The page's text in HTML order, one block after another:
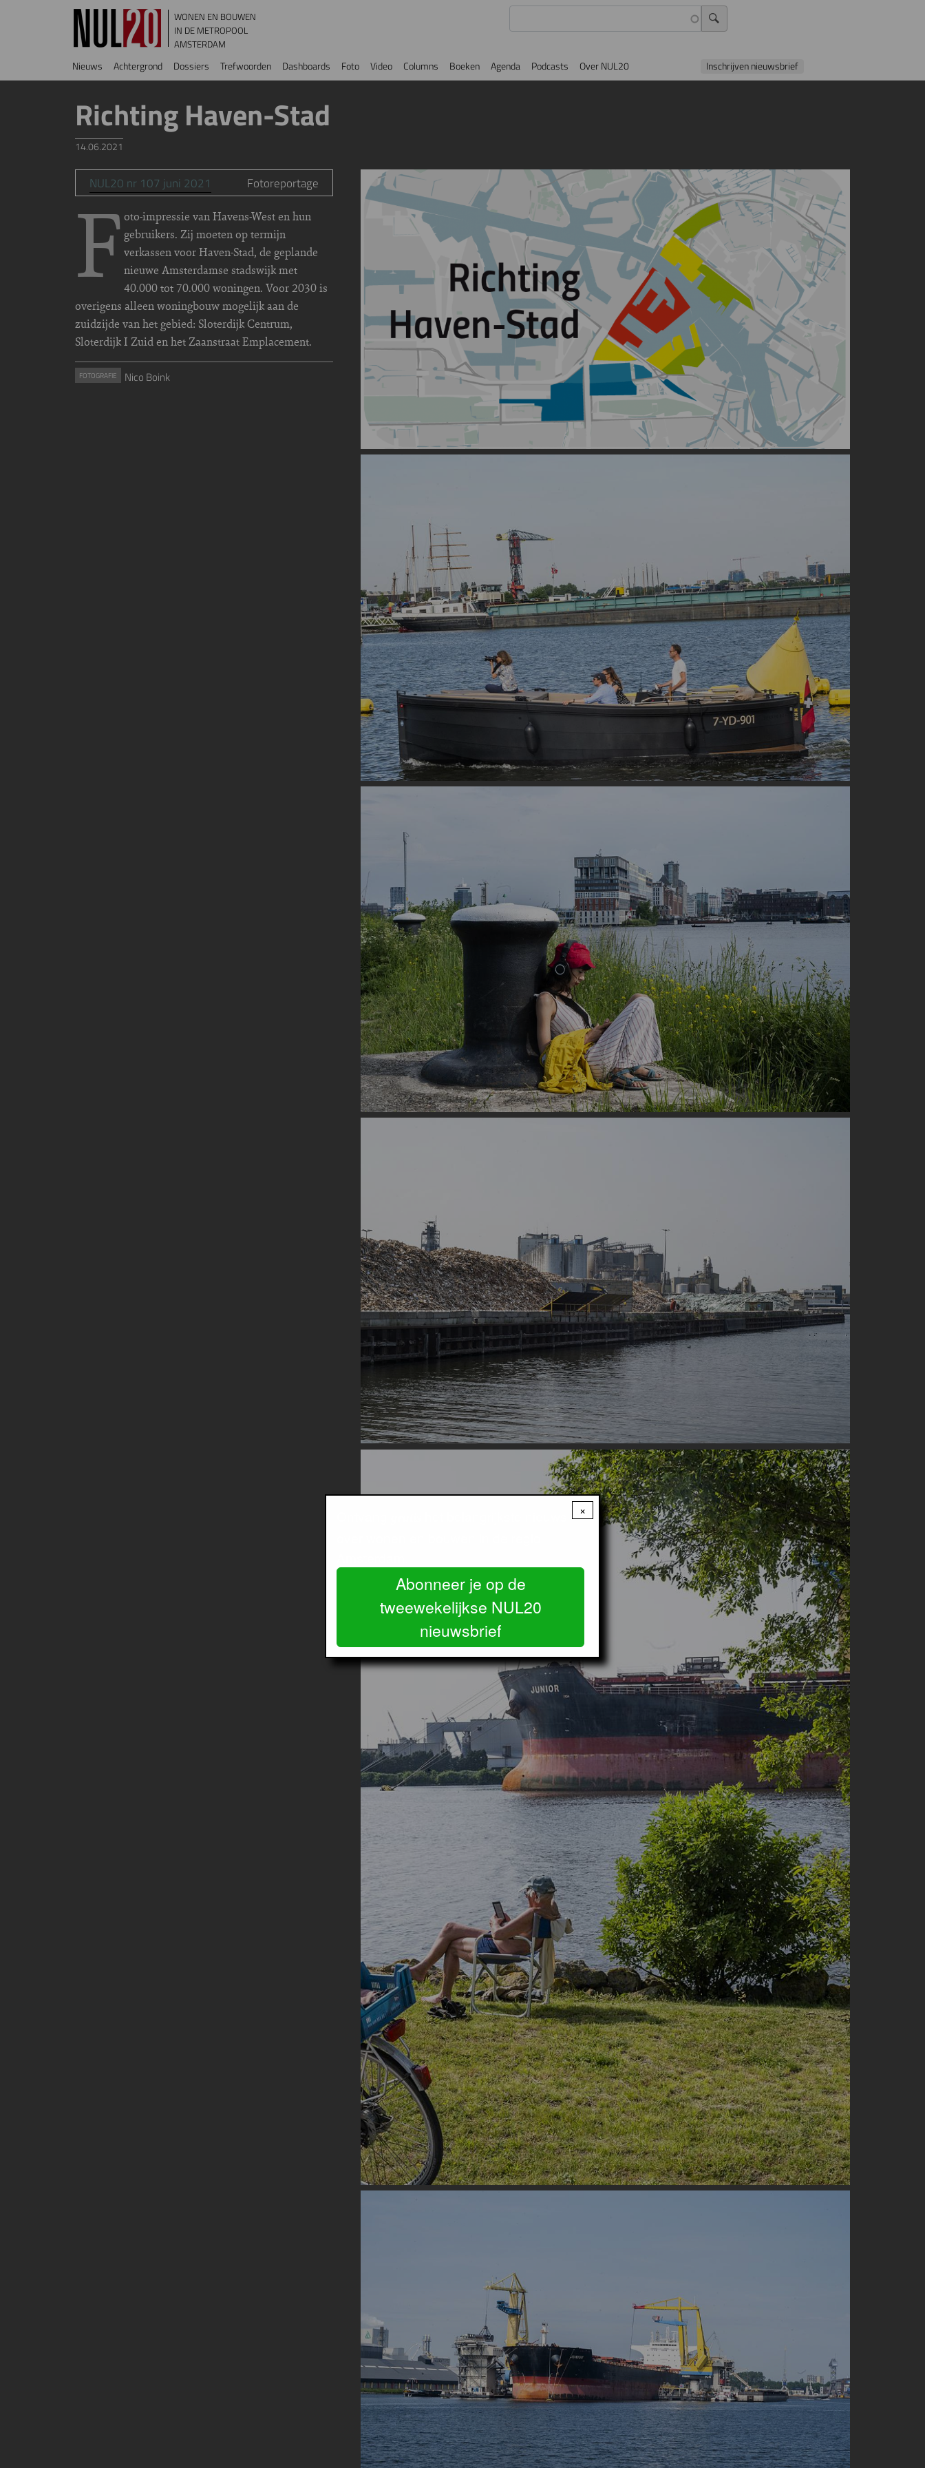
Overslaan en naar de inhoud gaan
WONEN EN BOUWEN
IN DE METROPOOL
AMSTERDAM
Hoofdnavigatie
Nieuws Achtergrond Dossiers Trefwoorden Dashboards Foto Video Columns Boeken Agenda Podcasts Over NUL20 Inschrijven nieuwsbrief
Richting Haven-Stad
14.06.2021
NUL20 nr 107 juni 2021 Fotoreportage
F oto-impressie van Havens-West en hun
gebruikers. Zij moeten op termijn
verkassen voor Haven-Stad, de geplande
nieuwe Amsterdamse stadswijk met
40.000 tot 70.000 woningen. Voor 2030 is
overigens alleen woningbouw mogelijk aan de
zuidzijde van het gebied: Sloterdijk Centrum,
Sloterdijk I Zuid en het Zaanstraat Emplacement.
FOTOGRAFIE Nico Boink
Image
×
Abonneer je op de
tweewekelijkse NUL20
nieuwsbrief